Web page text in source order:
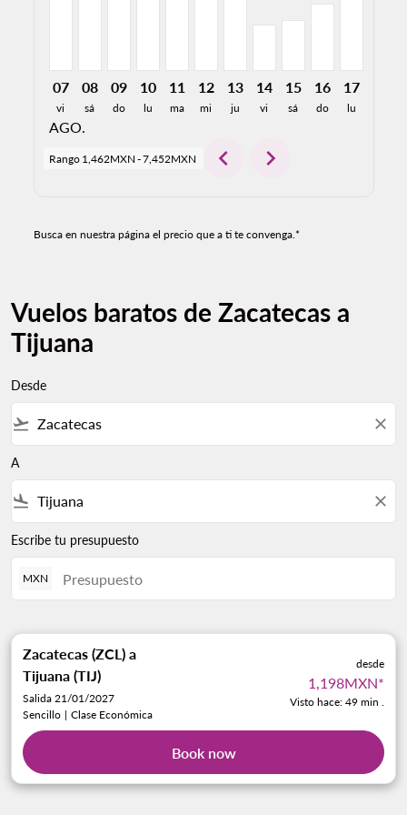
07
vi
AGO.
08
sá
09
do
10
lu
11
ma
12
mi
13
ju
14
vi
15
sá
16
do
17
lu
Rango 1,462MXN -7,452MXN chevron_left chevron_right
Busca en nuestra página el precio que a ti te convenga.*
Vuelos baratos de Zacatecas a
Tijuana
Desde
flight_takeoff close
A
flight_land close
Escribe tu presupuesto
MXN
Zacatecas (ZCL) a
Tijuana (TIJ)
Salida 21/01/2027
Sencillo | Clase Económica
desde
1,198MXN*
Visto hace: 49 min .
Book now